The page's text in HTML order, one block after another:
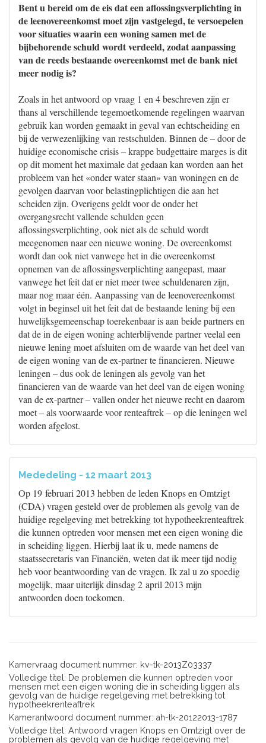
Bent u bereid om de eis dat een aflossingsverplichting in
de leenovereenkomst moet zijn vastgelegd, te versoepelen
voor situaties waarin een woning samen met de
bijbehorende schuld wordt verdeeld, zodat aanpassing
van de reeds bestaande overeenkomst met de bank niet
meer nodig is?
Zoals in het antwoord op vraag 1 en 4 beschreven zijn er
thans al verschillende tegemoetkomende regelingen waarvan
gebruik kan worden gemaakt in geval van echtscheiding en
bij de verwezenlijking van restschulden. Binnen de – door de
huidige economische crisis – krappe budgettaire marges is dit
op dit moment het maximale dat gedaan kan worden aan het
probleem van het «onder water staan» van woningen en de
gevolgen daarvan voor belastingplichtigen die aan het
scheiden zijn. Overigens geldt voor de onder het
overgangsrecht vallende schulden geen
aflossingsverplichting, ook niet als de schuld wordt
meegenomen naar een nieuwe woning. De overeenkomst
wordt dan ook niet vanwege het in die overeenkomst
opnemen van de aflossingsverplichting aangepast, maar
vanwege het feit dat er niet meer twee schuldenaren zijn,
maar nog maar één. Aanpassing van de leenovereenkomst
volgt in beginsel uit het feit dat de bestaande lening bij een
huwelijksgemeenschap toerekenbaar is aan beide partners en
dat de in de eigen woning achterblijvende partner veelal een
nieuwe lening moet afsluiten om de waarde van het deel van
de eigen woning van de ex-partner te financieren. Nieuwe
leningen – dus ook de leningen als gevolg van het
financieren van de waarde van het deel van de eigen woning
van de ex-partner – vallen onder het nieuwe recht en daarom
moet – als voorwaarde voor renteaftrek – op die leningen wel
worden afgelost.
Mededeling - 12 maart 2013
Op 19 februari 2013 hebben de leden Knops en Omtzigt
(CDA) vragen gesteld over de problemen als gevolg van de
huidige regelgeving met betrekking tot hypotheekrenteaftrek
die kunnen optreden voor mensen met een eigen woning die
in scheiding liggen. Hierbij laat ik u, mede namens de
staatssecretaris van Financiën, weten dat ik meer tijd nodig
heb voor beantwoording van de vragen. Ik zal u zo spoedig
mogelijk, maar uiterlijk dinsdag 2 april 2013 mijn
antwoorden doen toekomen.
Kamervraag document nummer: kv-tk-2013Z03337
Volledige titel: De problemen die kunnen optreden voor
mensen met een eigen woning die in scheiding liggen als
gevolg van de huidige regelgeving met betrekking tot
hypotheekrenteaftrek
Kamerantwoord document nummer: ah-tk-20122013-1787
Volledige titel: Antwoord vragen Knops en Omtzigt over de
problemen als gevolg van de huidige regelgeving met